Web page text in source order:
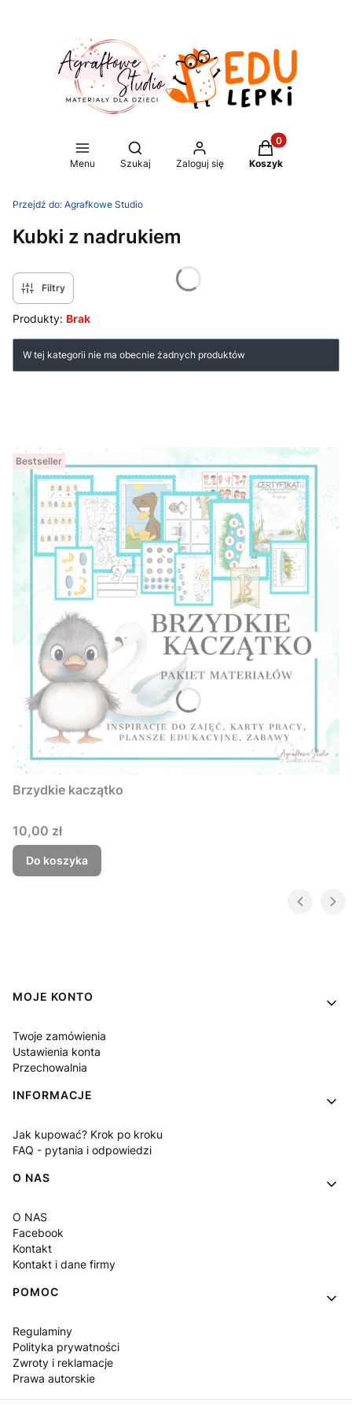
Menu
Otwórz wyszukiwarkę
Szukaj Zaloguj się
Produkty w
Koszyk
Przejdź do: Agrafkowe Studio
Kubki z nadrukiem
Filtry
Produkty: Brak
Lista produktów
W tej kategorii nie ma obecnie żadnych produktów
Bestseller
Brzydkie kaczątko
Cena
10,00 zł
Do koszyka
Linki w stopce
MOJE KONTO
Twoje zamówienia
Ustawienia konta
Przechowalnia
INFORMACJE
Jak kupować? Krok po kroku
FAQ - pytania i odpowiedzi
O NAS
O NAS
Facebook
Kontakt
Kontakt i dane firmy
POMOC
Regulaminy
Polityka prywatności
Zwroty i reklamacje
Prawa autorskie